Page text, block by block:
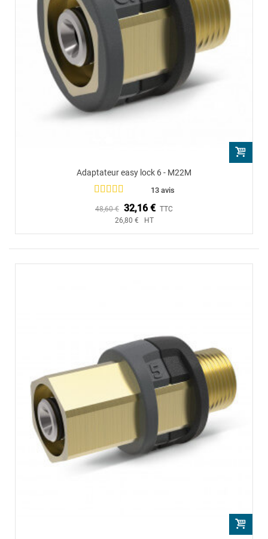
Adaptateur easy lock 6 - M22M
13 avis
48,60 € 32,16 € TTC
26,80 € HT